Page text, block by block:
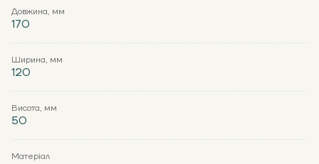
Довжина, мм
170
Ширина, мм
120
Висота, мм
50
Матеріал